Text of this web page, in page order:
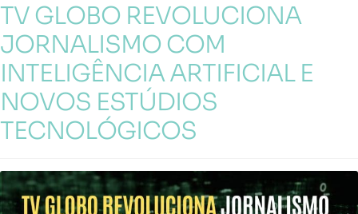
TV GLOBO REVOLUCIONA
JORNALISMO COM
INTELIGÊNCIA ARTIFICIAL E
NOVOS ESTÚDIOS
TECNOLÓGICOS